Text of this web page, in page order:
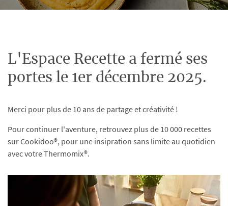
L'Espace Recette a fermé ses
portes le 1er décembre 2025.
Merci pour plus de 10 ans de partage et créativité !
Pour continuer l'aventure, retrouvez plus de 10 000 recettes
sur Cookidoo®, pour une insipration sans limite au quotidien
avec votre Thermomix®.